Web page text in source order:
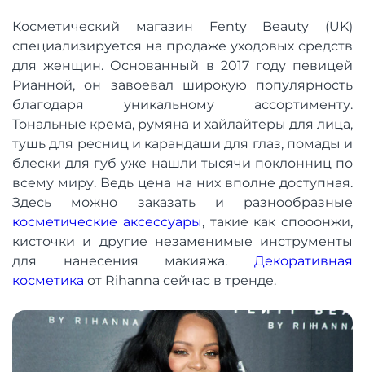
Косметический магазин Fenty Beauty (UK)
специализируется на продаже уходовых средств
для женщин. Основанный в 2017 году певицей
Рианной, он завоевал широкую популярность
благодаря уникальному ассортименту.
Тональные крема, румяна и хайлайтеры для лица,
тушь для ресниц и карандаши для глаз, помады и
блески для губ уже нашли тысячи поклонниц по
всему миру. Ведь цена на них вполне доступная.
Здесь можно заказать и разнообразные
косметические аксессуары, такие как спооонжи,
кисточки и другие незаменимые инструменты
для нанесения макияжа. Декоративная
косметика от Rihanna сейчас в тренде.